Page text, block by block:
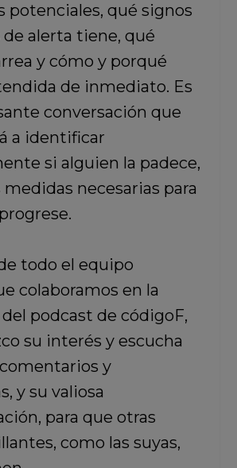
potenciales, qué signos
alerta tiene, qué
y cómo y porqué
de inmediato. Es
conversación que
a identificar
si alguien la padece,
necesarias para
todo el equipo
colaboramos en la
podcast de códigoF,
su interés y escucha
y
y su valiosa
para que otras
como las suyas,